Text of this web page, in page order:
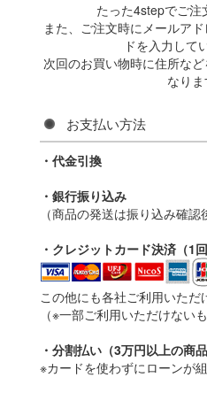
たった4stepでご注
また、ご注文時にメールア
ドを入力して
次回のお買い物時に住所な
なりま
お支払い方法
・代金引換
・銀行振り込み
（商品の発送は振り込み確認
・クレジットカード決済（1
この他にも各社ご利用いただ
（※一部ご利用いただけない
・分割払い（3万円以上の商
※カードを使わずにローンが